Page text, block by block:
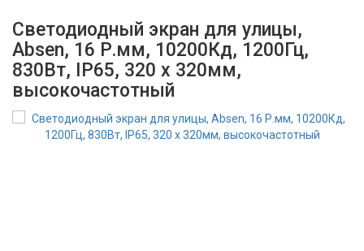
Светодиодный экран для улицы,
Absen, 16 Р.мм, 10200Кд, 1200Гц,
830Вт, IP65, 320 x 320мм,
высокочастотный